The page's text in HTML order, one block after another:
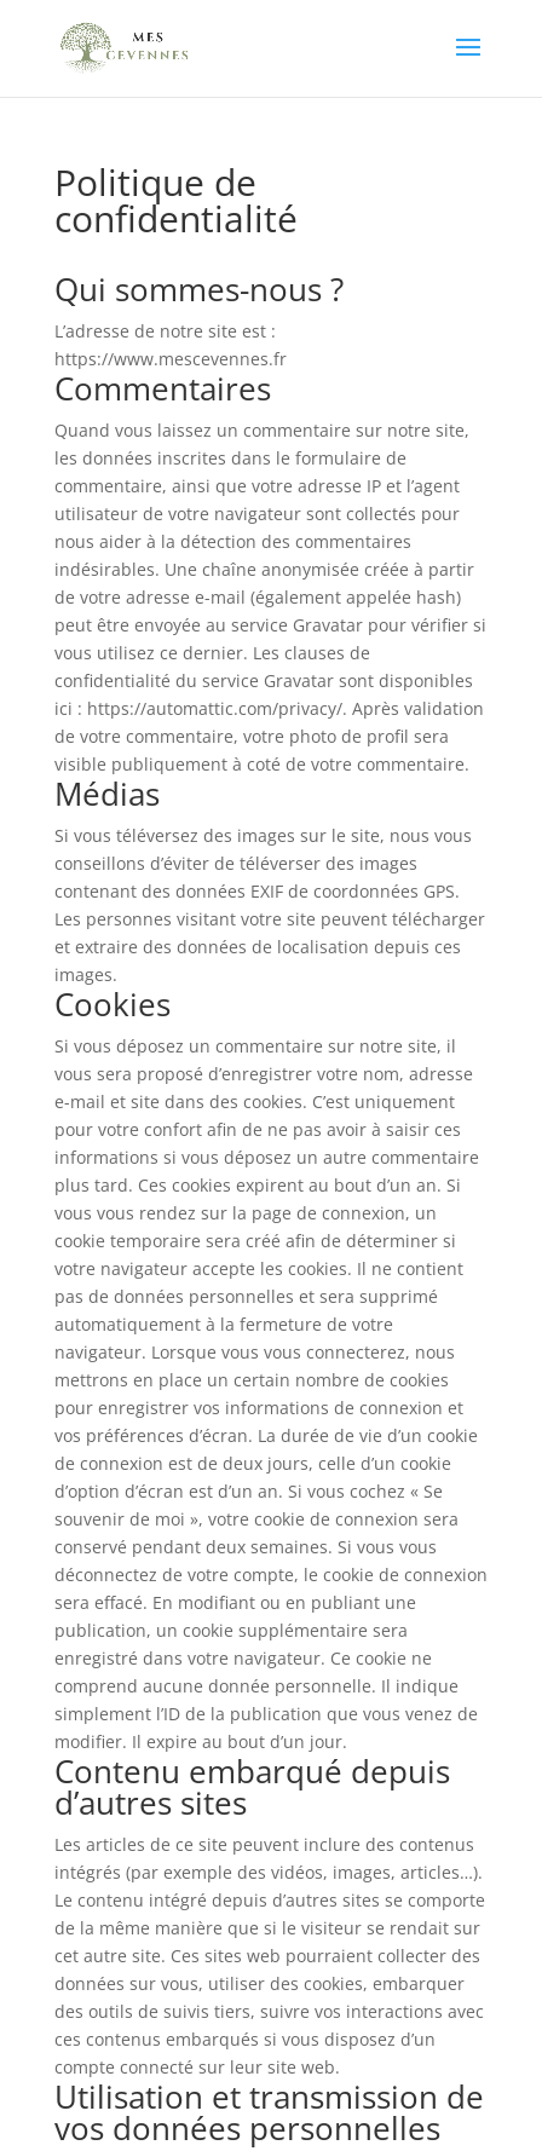
Politique de
confidentialité
Qui sommes-nous ?
L’adresse de notre site est :
https://www.mescevennes.fr
Commentaires
Quand vous laissez un commentaire sur notre site,
les données inscrites dans le formulaire de
commentaire, ainsi que votre adresse IP et l’agent
utilisateur de votre navigateur sont collectés pour
nous aider à la détection des commentaires
indésirables. Une chaîne anonymisée créée à partir
de votre adresse e-mail (également appelée hash)
peut être envoyée au service Gravatar pour vérifier si
vous utilisez ce dernier. Les clauses de
confidentialité du service Gravatar sont disponibles
ici : https://automattic.com/privacy/. Après validation
de votre commentaire, votre photo de profil sera
visible publiquement à coté de votre commentaire.
Médias
Si vous téléversez des images sur le site, nous vous
conseillons d’éviter de téléverser des images
contenant des données EXIF de coordonnées GPS.
Les personnes visitant votre site peuvent télécharger
et extraire des données de localisation depuis ces
images.
Cookies
Si vous déposez un commentaire sur notre site, il
vous sera proposé d’enregistrer votre nom, adresse
e-mail et site dans des cookies. C’est uniquement
pour votre confort afin de ne pas avoir à saisir ces
informations si vous déposez un autre commentaire
plus tard. Ces cookies expirent au bout d’un an. Si
vous vous rendez sur la page de connexion, un
cookie temporaire sera créé afin de déterminer si
votre navigateur accepte les cookies. Il ne contient
pas de données personnelles et sera supprimé
automatiquement à la fermeture de votre
navigateur. Lorsque vous vous connecterez, nous
mettrons en place un certain nombre de cookies
pour enregistrer vos informations de connexion et
vos préférences d’écran. La durée de vie d’un cookie
de connexion est de deux jours, celle d’un cookie
d’option d’écran est d’un an. Si vous cochez « Se
souvenir de moi », votre cookie de connexion sera
conservé pendant deux semaines. Si vous vous
déconnectez de votre compte, le cookie de connexion
sera effacé. En modifiant ou en publiant une
publication, un cookie supplémentaire sera
enregistré dans votre navigateur. Ce cookie ne
comprend aucune donnée personnelle. Il indique
simplement l’ID de la publication que vous venez de
modifier. Il expire au bout d’un jour.
Contenu embarqué depuis
d’autres sites
Les articles de ce site peuvent inclure des contenus
intégrés (par exemple des vidéos, images, articles…).
Le contenu intégré depuis d’autres sites se comporte
de la même manière que si le visiteur se rendait sur
cet autre site. Ces sites web pourraient collecter des
données sur vous, utiliser des cookies, embarquer
des outils de suivis tiers, suivre vos interactions avec
ces contenus embarqués si vous disposez d’un
compte connecté sur leur site web.
Utilisation et transmission de
vos données personnelles